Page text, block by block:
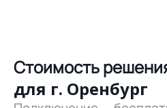
Стоимость
для г. Оренбург